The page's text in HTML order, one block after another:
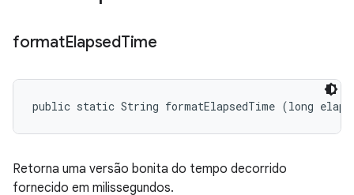
formatElapsedTime
public static String formatElapsedTime (long
Retorna uma versão bonita do tempo decorrido
fornecido em milissegundos.